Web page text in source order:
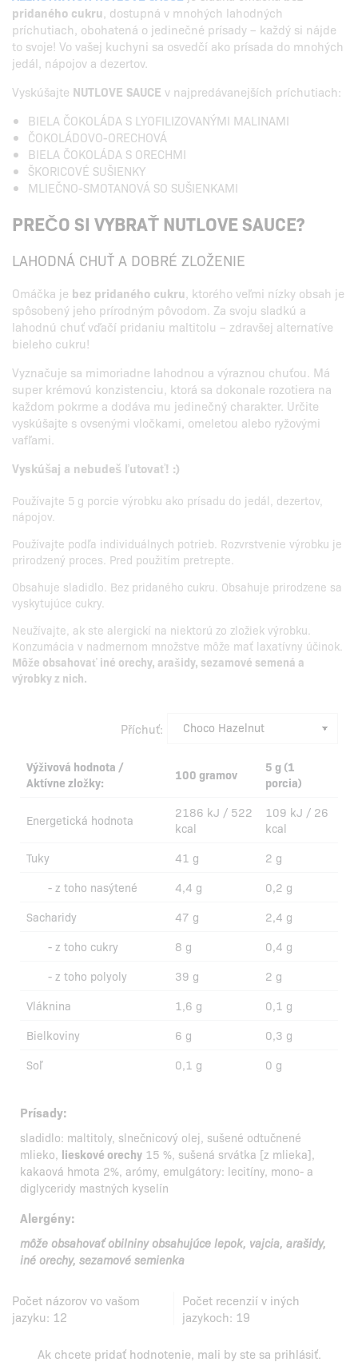
pridaného cukru , dostupná v mnohých lahodných
príchutiach, obohatená o jedinečné prísady – každý si nájde
to svoje! Vo vašej kuchyni sa osvedčí ako prísada do mnohých
jedál, nápojov a dezertov.
Vyskúšajte NUTLOVE SAUCE v najpredávanejších príchutiach:
BIELA ČOKOLÁDA S LYOFILIZOVANÝMI MALINAMI
ČOKOLÁDOVO-ORECHOVÁ
BIELA ČOKOLÁDA S ORECHMI
ŠKORICOVÉ SUŠIENKY
MLIEČNO-SMOTANOVÁ SO SUŠIENKAMI
PREČO SI VYBRAŤ NUTLOVE SAUCE?
LAHODNÁ CHUŤ A DOBRÉ ZLOŽENIE
Omáčka je bez pridaného cukru, ktorého veľmi nízky obsah je
spôsobený jeho prírodným pôvodom. Za svoju sladkú a
lahodnú chuť vďačí pridaniu maltitolu – zdravšej alternatíve
bieleho cukru!
Vyznačuje sa mimoriadne lahodnou a výraznou chuťou. Má
super krémovú konzistenciu, ktorá sa dokonale rozotiera na
každom pokrme a dodáva mu jedinečný charakter. Určite
vyskúšajte s ovsenými vločkami, omeletou alebo ryžovými
vafľami.
Vyskúšaj a nebudeš ľutovať! :)
Používajte 5 g porcie výrobku ako prísadu do jedál, dezertov,
nápojov.
Používajte podľa individuálnych potrieb. Rozvrstvenie výrobku je
prirodzený proces. Pred použitím pretrepte.
Obsahuje sladidlo. Bez pridaného cukru. Obsahuje prirodzene sa
vyskytujúce cukry.
Neužívajte, ak ste alergickí na niektorú zo zložiek výrobku.
Konzumácia v nadmernom množstve môže mať laxatívny účinok.
Môže obsahovať iné orechy, arašidy, sezamové semená a
výrobky z nich.
Příchuť:
Výživová hodnota /
Aktívne zložky:
100 gramov
5 g (1
porcia)
Energetická hodnota
2186 kJ / 522
kcal
109 kJ / 26
kcal
Tuky
41 g
2 g
- z toho nasýtené
4,4 g
0,2 g
Sacharidy
47 g
2,4 g
- z toho cukry
8 g
0,4 g
- z toho polyoly
39 g
2 g
Vláknina
1,6 g
0,1 g
Bielkoviny
6 g
0,3 g
Soľ
0,1 g 0 g
Prísady:
sladidlo: maltitoly, slnečnicový olej, sušené odtučnené
mlieko, lieskové orechy 15 %, sušená srvátka [z mlieka],
kakaová hmota 2%, arómy, emulgátory: lecitíny, mono- a
diglyceridy mastných kyselín
Alergény:
môže obsahovať obilniny obsahujúce lepok, vajcia, arašidy,
iné orechy, sezamové semienka
Počet názorov vo vašom
jazyku: 12
Počet recenzií v iných
jazykoch: 19
Ak chcete pridať hodnotenie, mali by ste sa prihlásiť.